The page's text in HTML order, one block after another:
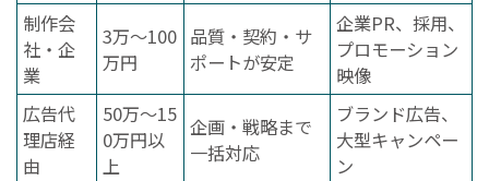
制作会
社・企
業
3万〜100
万円
品質・契約・サ
ポートが安定
企業PR、採用、
プロモーション
映像
広告代
理店経
由
50万〜15
0万円以
上
企画・戦略まで
一括対応
ブランド広告、
大型キャンペー
ン